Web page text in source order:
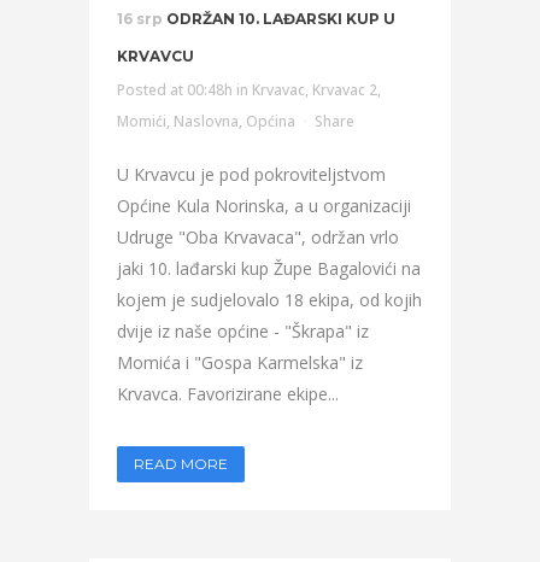
16 srp ODRŽAN 10. LAĐARSKI KUP U
KRVAVCU
Posted at 00:48h in Krvavac, Krvavac 2,
Momići, Naslovna, Općina Share
U Krvavcu je pod pokroviteljstvom
Općine Kula Norinska, a u organizaciji
Udruge "Oba Krvavaca", održan vrlo
jaki 10. lađarski kup Župe Bagalovići na
kojem je sudjelovalo 18 ekipa, od kojih
dvije iz naše općine - "Škrapa" iz
Momića i "Gospa Karmelska" iz
Krvavca. Favorizirane ekipe...
READ MORE